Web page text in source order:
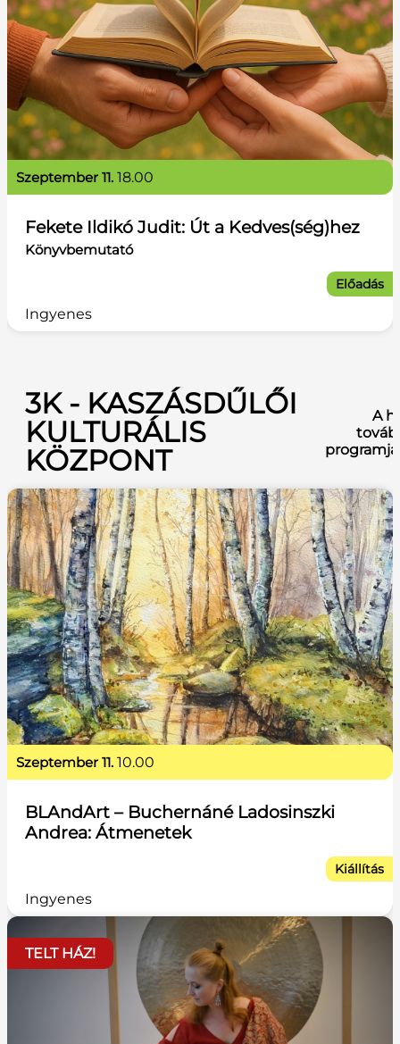
Fekete Ildikó Judit: Út a Kedves(ség)hez
Könyvbemutató
szeptember 11. 18.00
Ingyenes
Előadás
3K - KASZÁSDŰLŐI
KULTURÁLIS
KÖZPONT
A
BLAndArt – Buchernáné Ladosinszki
Andrea: Átmenetek
szeptember 11. 10.00
Ingyenes
Kiállítás
TELT HÁZ!